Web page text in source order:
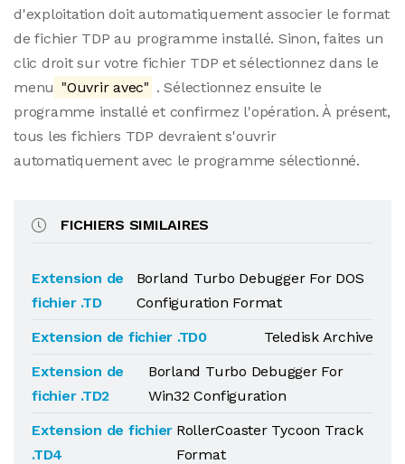
d'exploitation doit automatiquement associer le format
de fichier TDP au programme installé. Sinon, faites un
clic droit sur votre fichier TDP et sélectionnez dans le
menu "Ouvrir avec" . Sélectionnez ensuite le
programme installé et confirmez l'opération. À présent,
tous les fichiers TDP devraient s'ouvrir
automatiquement avec le programme sélectionné.
FICHIERS SIMILAIRES
Extension de
fichier .TD
Borland Turbo Debugger For DOS
Configuration Format
Extension de fichier .TD0
Teledisk Archive
Extension de
fichier .TD2
Borland Turbo Debugger For
Win32 Configuration
Extension de fichier
.TD4
RollerCoaster Tycoon Track
Format